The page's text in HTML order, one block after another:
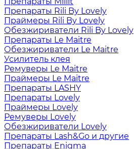
Препараты Rili By Lovely
Праймеры Rili By Lovely
Обезжириватели Rili By Lovely
Препараты Le Maitre
Обезжириватели Le Maitre
Усилитель клея
Ремуверы Le Maitre
Праймеры Le Maitre
Препараты LASHY
Препараты Lovely
Праймеры Lovely
Ремуверы Lovely
Обезжириватели Lovely
Препараты Lash&Go и другие
Препараты Enigma